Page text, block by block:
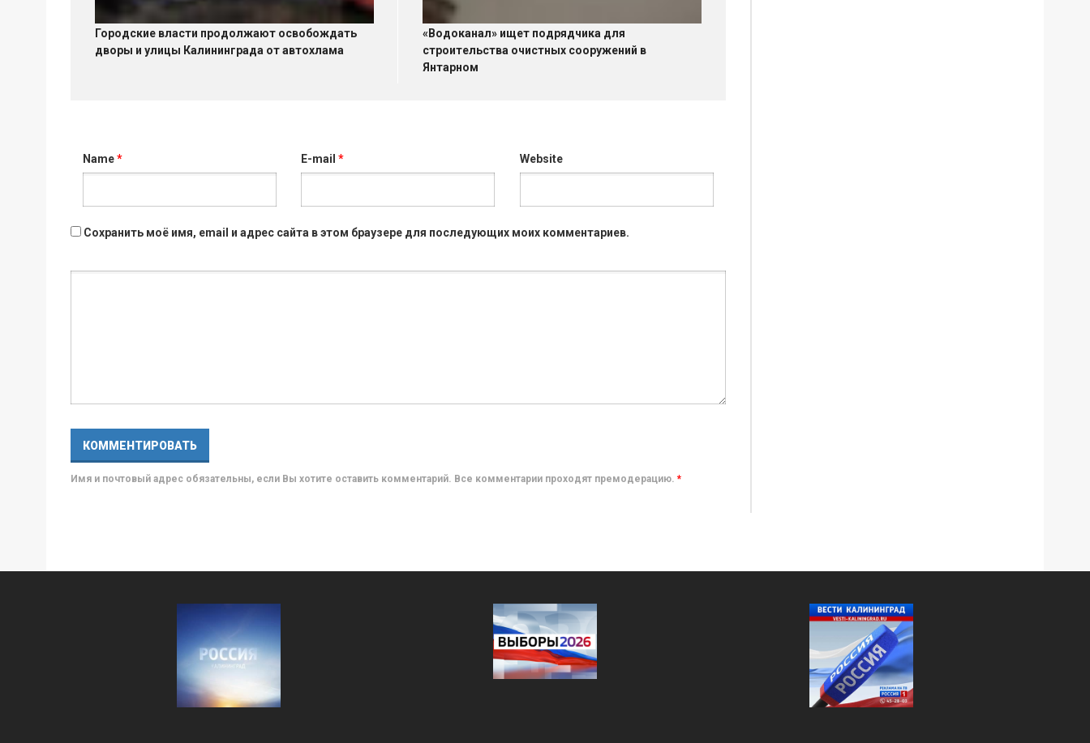
Городские власти продолжают освобождать
дворы и улицы Калининграда от автохлама
«Водоканал» ищет подрядчика для
строительства очистных сооружений в
Янтарном
Name* E-mail* Website
Сохранить моё имя, email и адрес сайта в этом браузере для последующих моих комментариев.
Имя и почтовый адрес обязательны, если Вы хотите оставить комментарий. Все комментарии проходят премодерацию. *